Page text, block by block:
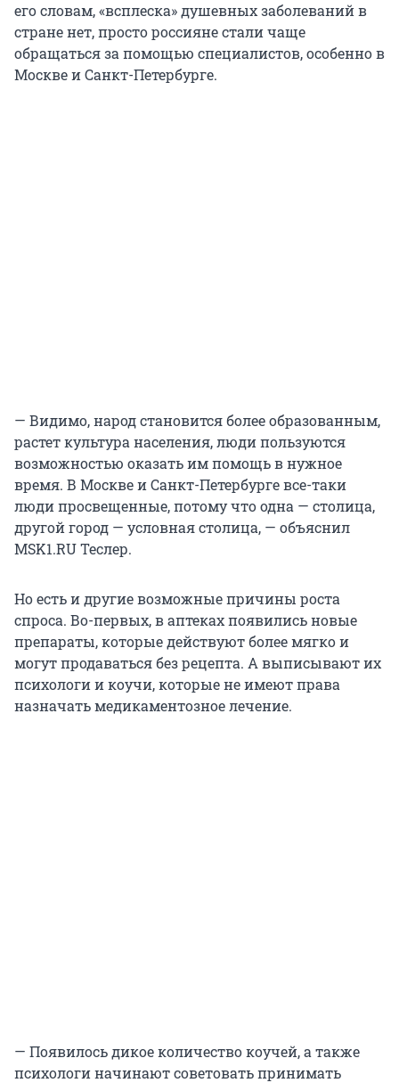
его словам, «всплеска» душевных заболеваний в
стране нет, просто россияне стали чаще
обращаться за помощью специалистов, особенно в
Москве и Санкт-Петербурге.
— Видимо, народ становится более образованным,
растет культура населения, люди пользуются
возможностью оказать им помощь в нужное
время. В Москве и Санкт-Петербурге все-таки
люди просвещенные, потому что одна — столица,
другой город — условная столица, — объяснил
MSK1.RU Теслер.
Но есть и другие возможные причины роста
спроса. Во-первых, в аптеках появились новые
препараты, которые действуют более мягко и
могут продаваться без рецепта. А выписывают их
психологи и коучи, которые не имеют права
назначать медикаментозное лечение.
— Появилось дикое количество коучей, а также
психологи начинают советовать принимать